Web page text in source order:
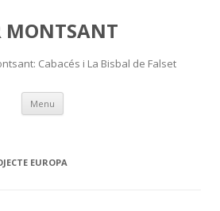
MONTSANT
Cabacés i La Bisbal de Falset
Menu Skip
content
EUROPA